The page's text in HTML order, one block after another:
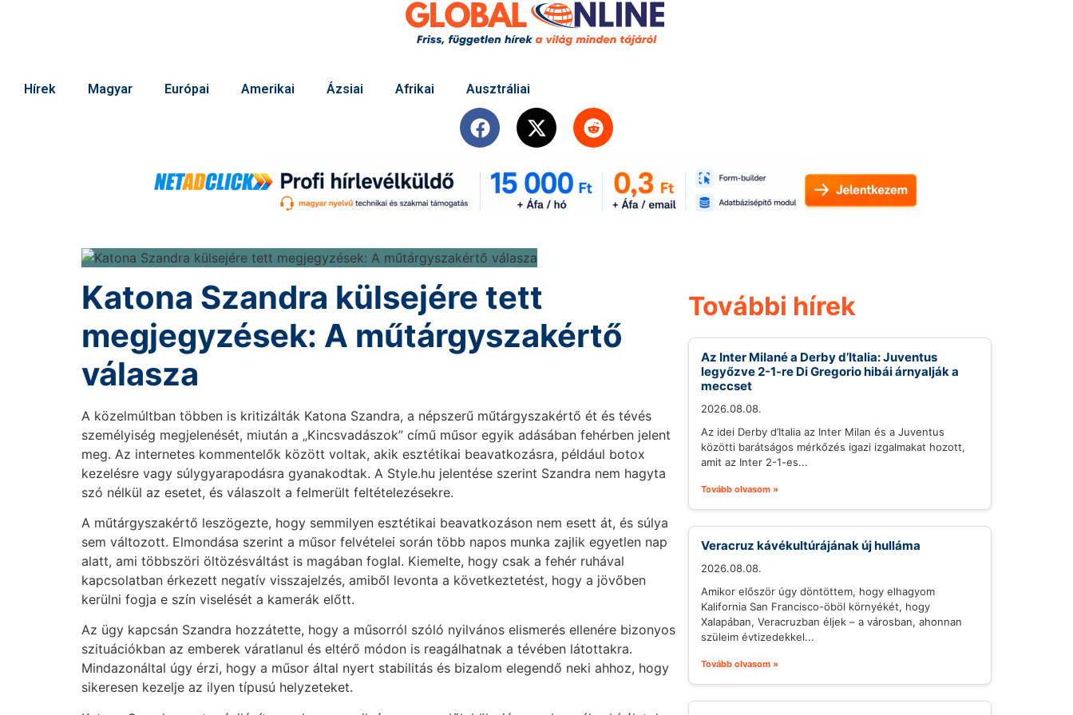
Hírek Magyar Európai Amerikai Ázsiai Afrikai Ausztráliai
Katona Szandra külsejére tett
megjegyzések: A műtárgyszakértő
válasza
A közelmúltban többen is kritizálták Katona Szandra, a népszerű műtárgyszakértő ét és tévés
személyiség megjelenését, miután a „Kincsvadászok” című műsor egyik adásában fehérben jelent
meg. Az internetes kommentelők között voltak, akik esztétikai beavatkozásra, például botox
kezelésre vagy súlygyarapodásra gyanakodtak. A Style.hu jelentése szerint Szandra nem hagyta
szó nélkül az esetet, és válaszolt a felmerült feltételezésekre.
A műtárgyszakértő leszögezte, hogy semmilyen esztétikai beavatkozáson nem esett át, és súlya
sem változott. Elmondása szerint a műsor felvételei során több napos munka zajlik egyetlen nap
alatt, ami többszöri öltözésváltást is magában foglal. Kiemelte, hogy csak a fehér ruhával
kapcsolatban érkezett negatív visszajelzés, amiből levonta a következtetést, hogy a jövőben
kerülni fogja e szín viselését a kamerák előtt.
Az ügy kapcsán Szandra hozzátette, hogy a műsorról szóló nyilvános elismerés ellenére bizonyos
szituációkban az emberek váratlanul és eltérő módon is reagálhatnak a tévében látottakra.
Mindazonáltal úgy érzi, hogy a műsor által nyert stabilitás és bizalom elegendő neki ahhoz, hogy
sikeresen kezelje az ilyen típusú helyzeteket.
További hírek
Az Inter Milané a Derby d’Italia: Juventus
legyőzve 2-1-re Di Gregorio hibái árnyalják a
meccset
2026.08.08.
Az idei Derby d’Italia az Inter Milan és a Juventus
közötti barátságos mérkőzés igazi izgalmakat hozott,
amit az Inter 2-1-es...
Tovább olvasom »
Veracruz kávékultúrájának új hulláma
2026.08.08.
Amikor először úgy döntöttem, hogy elhagyom
Kalifornia San Francisco-öböl környékét, hogy
Xalapában, Veracruzban éljek – a városban, ahonnan
szüleim évtizedekkel...
Tovább olvasom »